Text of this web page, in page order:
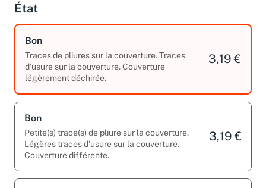
État
Bon
Traces de pliures sur la couverture. Traces
d’usure sur la couverture. Couverture
légèrement déchirée.
3,19 €
Bon
Petite(s) trace(s) de pliure sur la couverture.
Légères traces d’usure sur la couverture.
Couverture différente.
3,19 €